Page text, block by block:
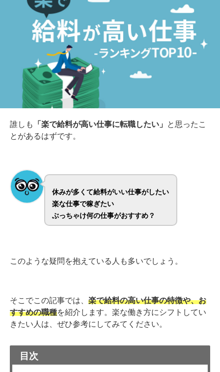
誰しも 「楽で給料が高い仕事に転職したい」
と思ったこ
とがあるはずです。
休みが多くて給料がいい仕事がしたい
楽な仕事で稼ぎたい
ぶっちゃけ何の仕事がおすすめ？
このような疑問を抱えている人も多いでしょう。
そこでこの記事では、 楽で給料の高い仕事の特徴や、お
すすめの職種を紹介します。楽な働き方にシフトしてい
きたい人は、ぜひ参考にしてみてください。
目次